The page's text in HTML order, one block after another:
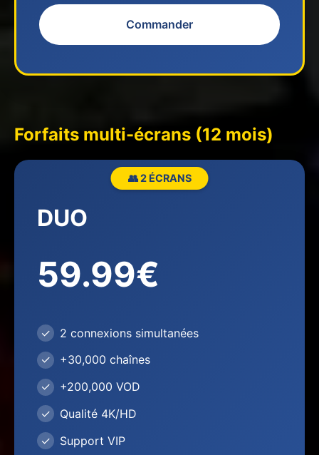
Commander
Forfaits multi-écrans (12 mois)
👥 2 ÉCRANS
DUO
59.99€
2 connexions simultanées
+30,000 chaînes
+200,000 VOD
Qualité 4K/HD
Support VIP